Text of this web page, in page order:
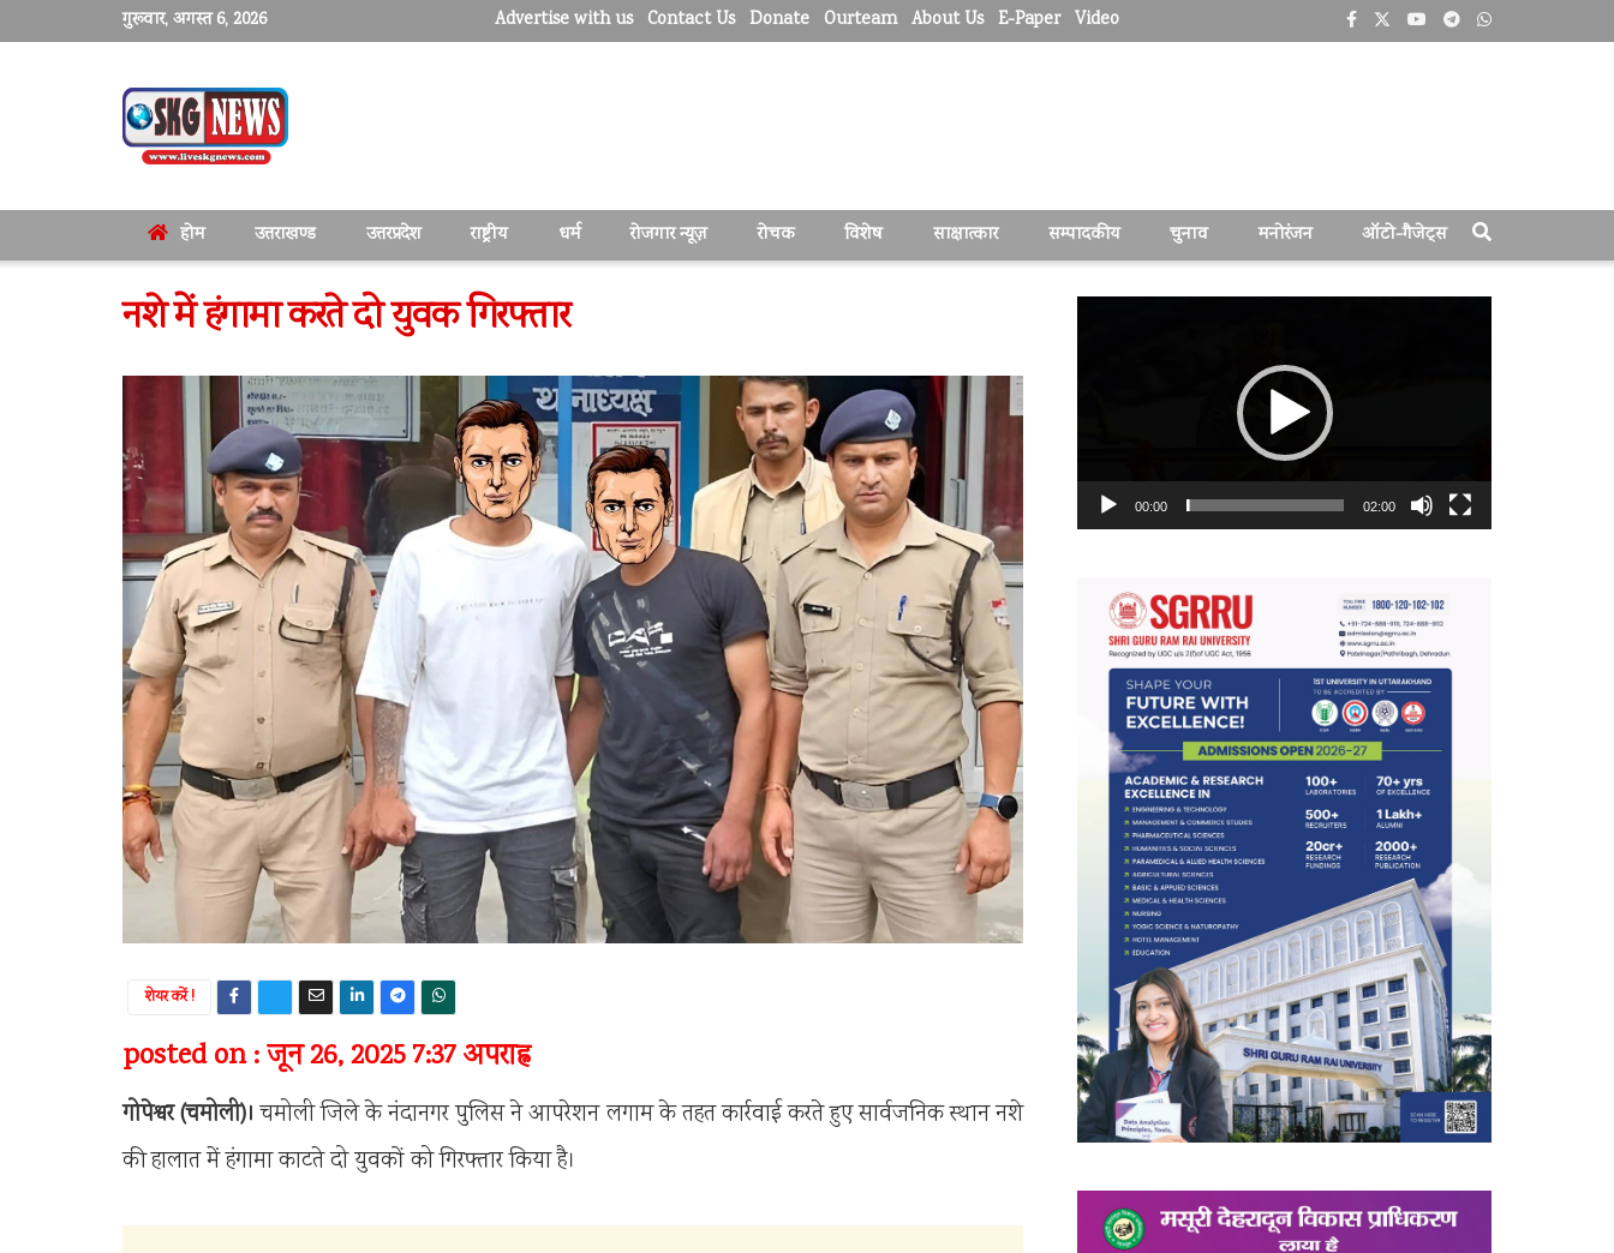
गुरूवार, अगस्त 6, 2026 Advertise with us Contact Us Donate Ourteam About Us E-Paper Video
होम उत्तराखण्ड उत्तरप्रदेश राष्ट्रीय धर्म रोजगार न्यूज़ रोचक विशेष साक्षात्कार सम्पादकीय चुनाव मनोरंजन ऑटो-गैजेट्स
नशे में हंगामा करते दो युवक गिरफ्तार
शेयर करें !
posted on : जून 26, 2025 7:37 अपराह्न
गोपेश्वर (चमोली)। चमोली जिले के नंदानगर पुलिस ने आपरेशन लगाम के तहत कार्रवाई करते हुए सार्वजनिक स्थान नशे
की हालात में हंगामा काटते दो युवकों को गिरफ्तार किया है।
00:00 02:00